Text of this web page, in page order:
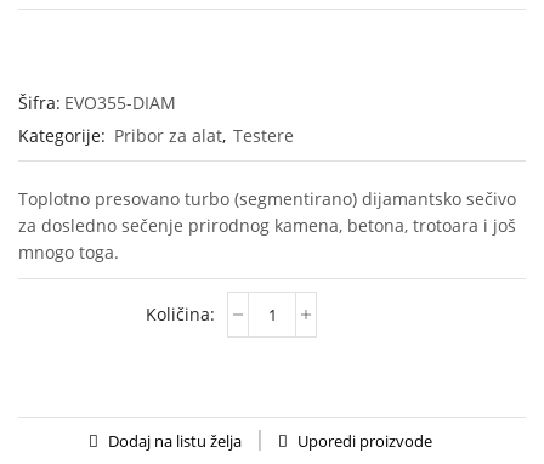
Šifra: EVO355-DIAM
Kategorije: Pribor za alat, Testere
Toplotno presovano turbo (segmentirano) dijamantsko sečivo
za dosledno sečenje prirodnog kamena, betona, trotoara i još
mnogo toga.
Dodaj na listu želja Uporedi proizvode